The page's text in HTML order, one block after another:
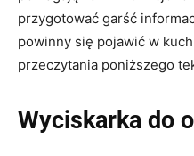
przygotować garść
powinny się pojawić w
przeczytania poniższego
Wyciskarka do